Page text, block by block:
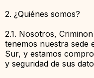
2. ¿Quiénes somos?
2.1. Nosotros,
tenemos nuestra sede
Sur, y estamos
y seguridad de sus